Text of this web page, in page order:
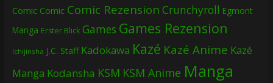
Comic Comic Comic Rezension Crunchyroll Egmont
Manga Erster Blick Games Games Rezension
Ichijinsha J.C. Staff Kadokawa Kazé Kazé Anime Kazé
Manga Kodansha KSM KSM Anime Manga